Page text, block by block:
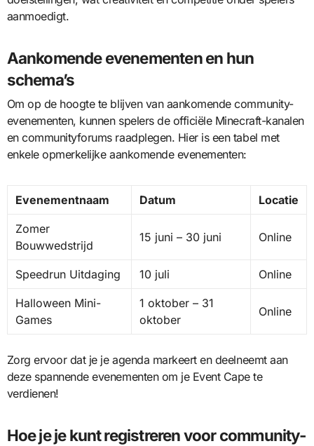
aanmoedigt.
Aankomende evenementen en hun
schema’s
Om op de hoogte te blijven van aankomende community-
evenementen, kunnen spelers de officiële Minecraft-kanalen
en communityforums raadplegen. Hier is een tabel met
enkele opmerkelijke aankomende evenementen:
Evenementnaam Datum Locatie
Zomer
Bouwwedstrijd
15 juni – 30 juni Online
Speedrun Uitdaging 10 juli Online
Halloween Mini-
Games
1 oktober – 31
oktober
Online
Zorg ervoor dat je je agenda markeert en deelneemt aan
deze spannende evenementen om je Event Cape te
verdienen!
Hoe je je kunt registreren voor community-